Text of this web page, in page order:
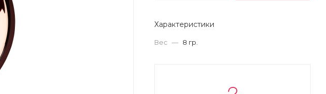
Характеристики
Вес — 8 гр.